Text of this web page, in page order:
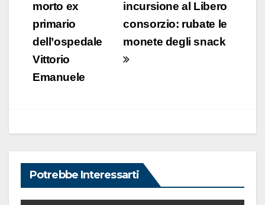
articoli
incursione al Libero
consorzio: rubate le
monete degli snack
morto ex
primario
dell’ospedale
Vittorio
Emanuele
Potrebbe Interessarti